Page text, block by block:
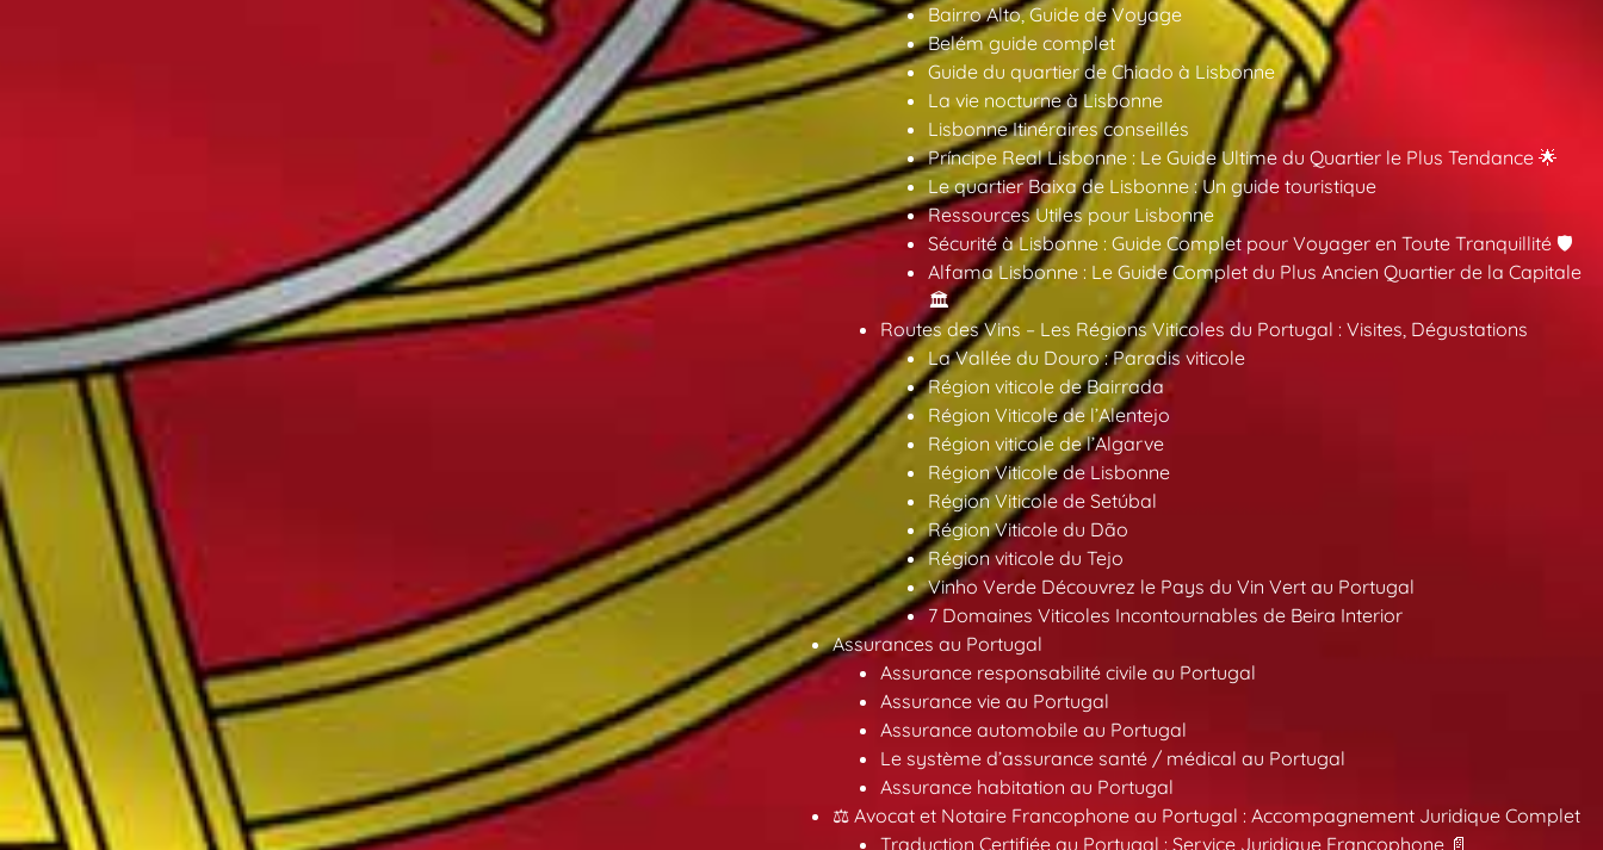
Bairro Alto, Guide de Voyage
Belém guide complet
Guide du quartier de Chiado à Lisbonne
La vie nocturne à Lisbonne
Lisbonne Itinéraires conseillés
Príncipe Real Lisbonne : Le Guide Ultime du Quartier le Plus Tendance 🌟
Le quartier Baixa de Lisbonne : Un guide touristique
Ressources Utiles pour Lisbonne
Sécurité à Lisbonne : Guide Complet pour Voyager en Toute Tranquillité 🛡️
Alfama Lisbonne : Le Guide Complet du Plus Ancien Quartier de la Capitale
🏛️
Routes des Vins – Les Régions Viticoles du Portugal : Visites, Dégustations
La Vallée du Douro : Paradis viticole
Région viticole de Bairrada
Région Viticole de l’Alentejo
Région viticole de l’Algarve
Région Viticole de Lisbonne
Région Viticole de Setúbal
Région Viticole du Dão
Région viticole du Tejo
Vinho Verde Découvrez le Pays du Vin Vert au Portugal
7 Domaines Viticoles Incontournables de Beira Interior
Assurances au Portugal
Assurance responsabilité civile au Portugal
Assurance vie au Portugal
Assurance automobile au Portugal
Le système d’assurance santé / médical au Portugal
Assurance habitation au Portugal
⚖️ Avocat et Notaire Francophone au Portugal : Accompagnement Juridique Complet
Traduction Certifiée au Portugal : Service Juridique Francophone 📄